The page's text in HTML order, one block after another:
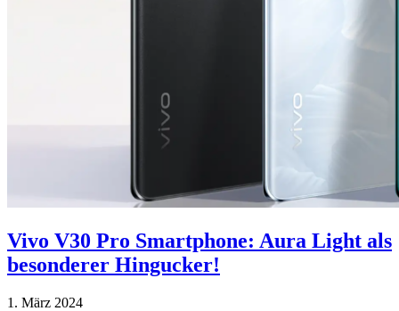
Vivo V30 Pro Smartphone: Aura Light als
besonderer Hingucker!
1. März 2024